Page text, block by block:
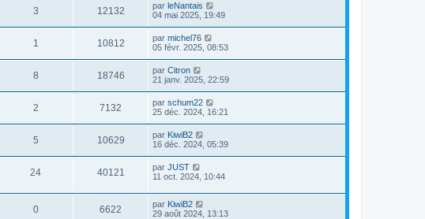
3 12132 par leNantais
04 mai 2025, 19:49
1 10812 par michel76
05 févr. 2025, 08:53
8 18746 par Citron
21 janv. 2025, 22:59
2 7132 par schum22
25 déc. 2024, 16:21
5 10629 par KiwiB2
16 déc. 2024, 05:39
24 40121 par JUST
11 oct. 2024, 10:44
0 6622 par KiwiB2
29 août 2024, 13:13